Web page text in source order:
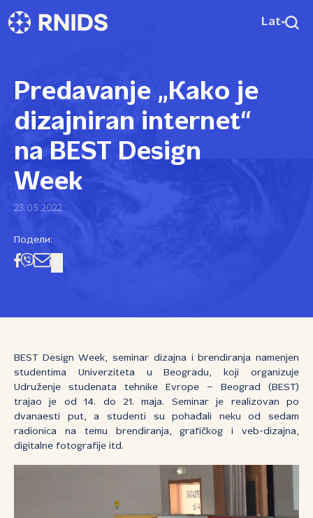
Lat
Predavanje „Kako je
dizajniran internet“
na BEST Design
Week
23.05.2022
Подели:
BEST Design Week, seminar dizajna i brendiranja namenjen
studentima Univerziteta u Beogradu, koji organizuje
Udruženje studenata tehnike Evrope – Beograd (BEST)
trajao je od 14. do 21. maja. Seminar je realizovan po
dvanaesti put, a studenti su pohađali neku od sedam
radionica na temu brendiranja, grafičkog i veb-dizajna,
digitalne fotografije itd.